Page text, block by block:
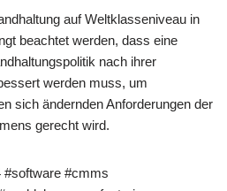
auf Weltklasseniveau in
beachtet werden, dass eine
nach ihrer
werden muss, um
sich ändernden Anforderungen der
gerecht wird.
#software #cmms